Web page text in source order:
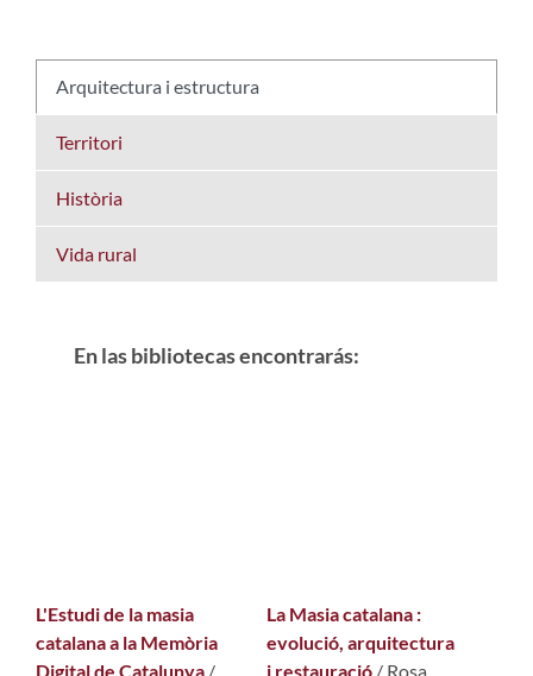
r
t
i
r
Arquitectura i estructura
Territori
Història
Vida rural
En las bibliotecas encontrarás:
L'Estudi de la masia
catalana a la Memòria
Digital de Catalunya /
La Masia catalana :
evolució, arquitectura
i restauració / Rosa